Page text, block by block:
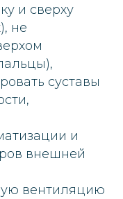
и сверху
не
суставы
и
внешней
вентиляцию